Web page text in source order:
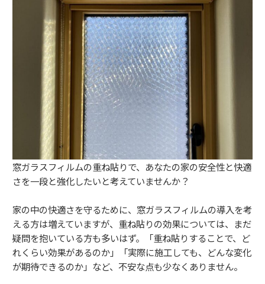
窓ガラスフィルムの重ね貼りで、あなたの家の安全性と快適
さを一段と強化したいと考えていませんか？
家の中の快適さを守るために、窓ガラスフィルムの導入を考
える方は増えていますが、重ね貼りの効果については、まだ
疑問を抱いている方も多いはず。「重ね貼りすることで、ど
れくらい効果があるのか」「実際に施工しても、どんな変化
が期待できるのか」など、不安な点も少なくありません。